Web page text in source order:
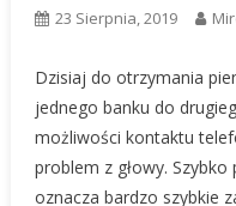
23 Sierpnia, 2019
Dzisiaj do otrzymania
jednego banku do
możliwości kontaktu
problem z głowy.
oznacza bardzo szybkie